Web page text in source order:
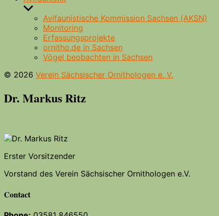
Untermenü
anzeigenAvifaunistische Kommission Sachsen (AKSN)
Monitoring
Erfassungsprojekte
ornitho.de in Sachsen
Vögel beobachten in Sachsen
© 2026 Verein Sächsischer Ornithologen e. V.
Dr. Markus Ritz
Erster Vorsitzender
Vorstand des Verein Sächsischer Ornithologen e.V.
Contact